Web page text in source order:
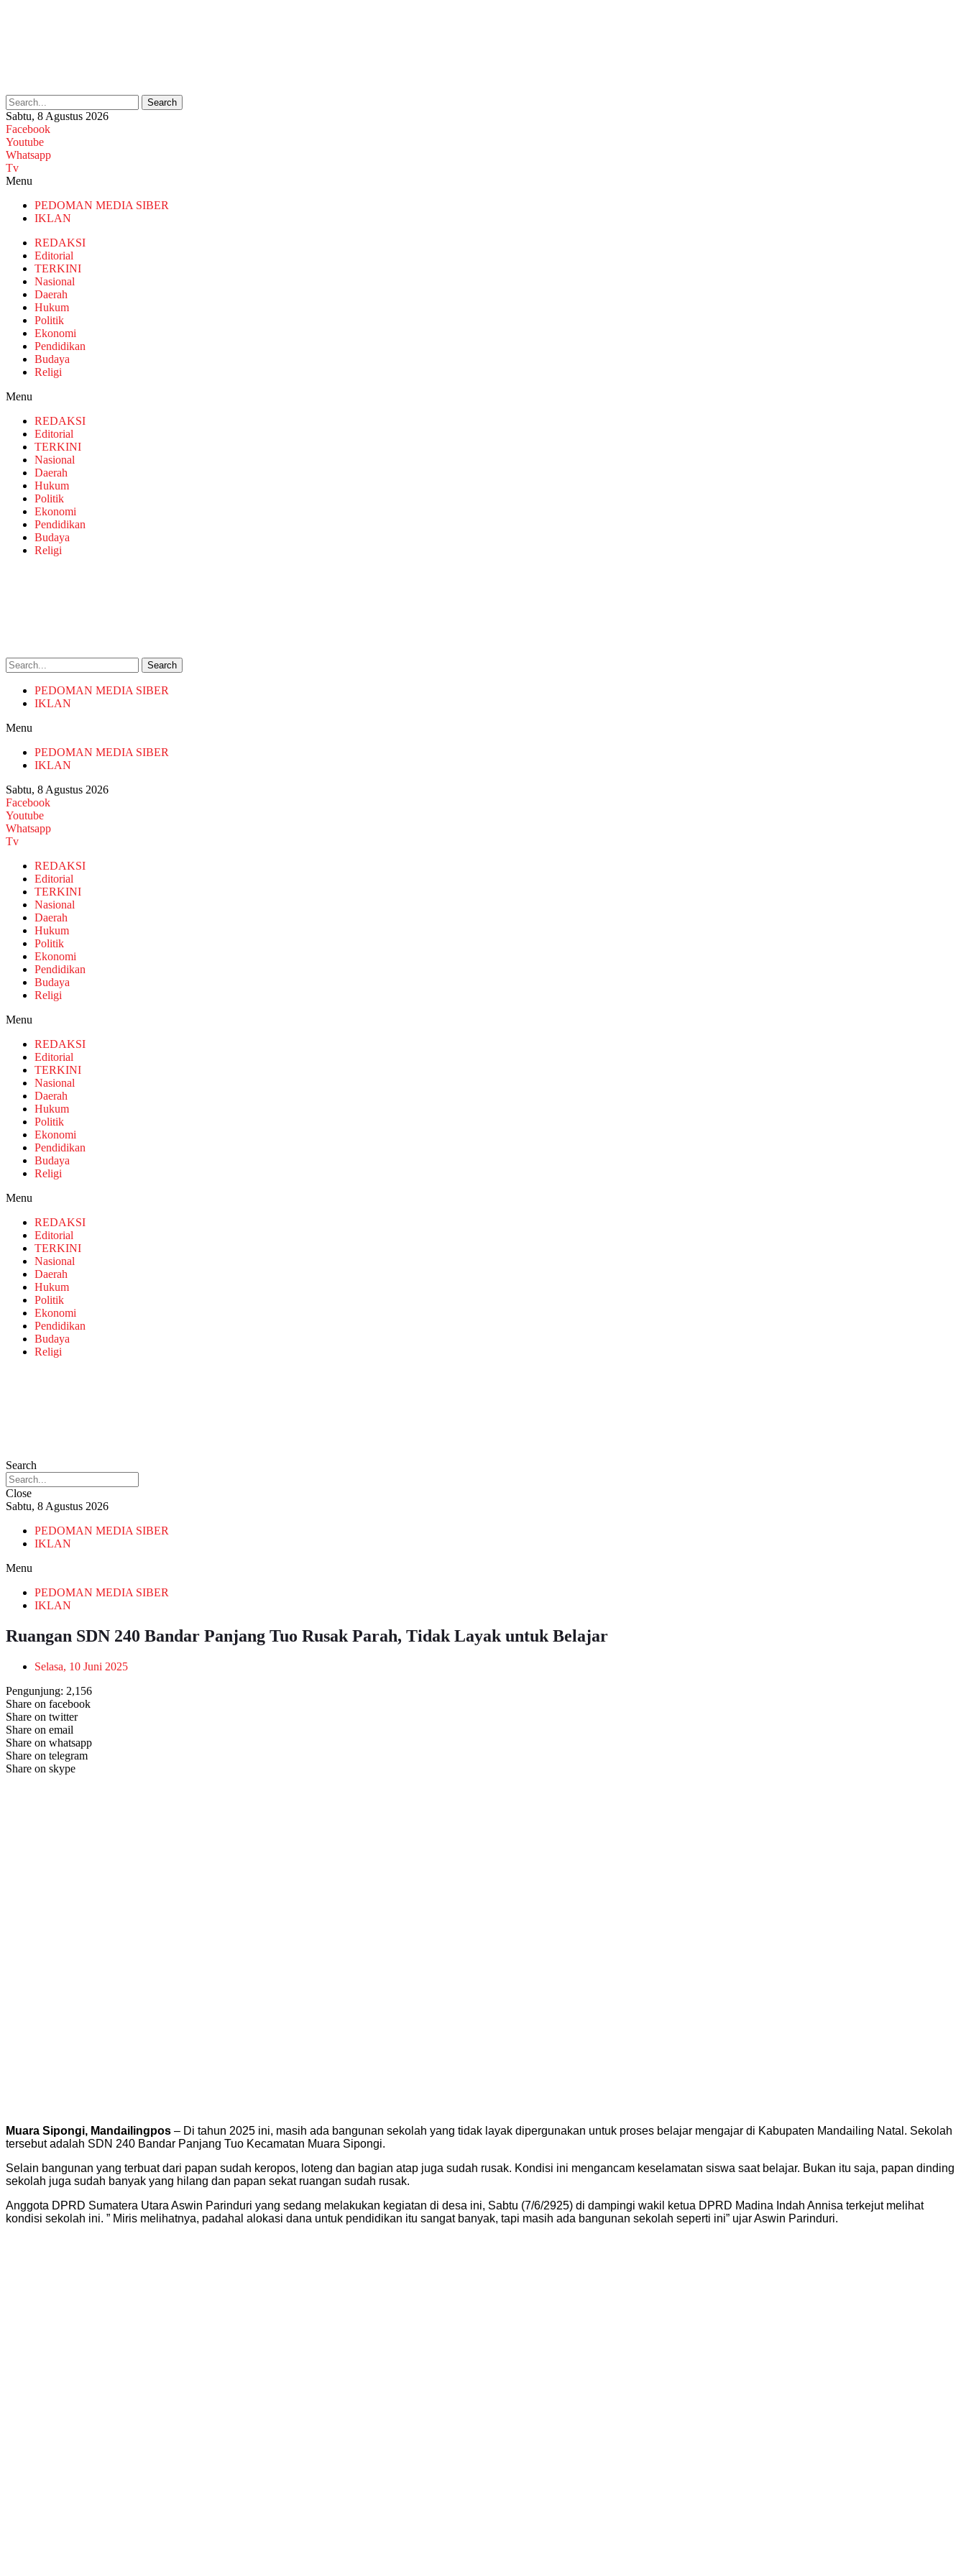
Search
Sabtu, 8 Agustus 2026
Facebook
Youtube
Whatsapp
Tv
Menu
PEDOMAN MEDIA SIBER
IKLAN
REDAKSI
Editorial
TERKINI
Nasional
Daerah
Hukum
Politik
Ekonomi
Pendidikan
Budaya
Religi
Menu
REDAKSI
Editorial
TERKINI
Nasional
Daerah
Hukum
Politik
Ekonomi
Pendidikan
Budaya
Religi
Search
PEDOMAN MEDIA SIBER
IKLAN
Menu
PEDOMAN MEDIA SIBER
IKLAN
Sabtu, 8 Agustus 2026
Facebook
Youtube
Whatsapp
Tv
REDAKSI
Editorial
TERKINI
Nasional
Daerah
Hukum
Politik
Ekonomi
Pendidikan
Budaya
Religi
Menu
REDAKSI
Editorial
TERKINI
Nasional
Daerah
Hukum
Politik
Ekonomi
Pendidikan
Budaya
Religi
Menu
REDAKSI
Editorial
TERKINI
Nasional
Daerah
Hukum
Politik
Ekonomi
Pendidikan
Budaya
Religi
Search
Close
Sabtu, 8 Agustus 2026
PEDOMAN MEDIA SIBER
IKLAN
Menu
PEDOMAN MEDIA SIBER
IKLAN
Ruangan SDN 240 Bandar Panjang Tuo Rusak Parah, Tidak Layak untuk Belajar
Selasa, 10 Juni 2025
Pengunjung: 2,156
Share on facebook
Share on twitter
Share on email
Share on whatsapp
Share on telegram
Share on skype
Muara Sipongi, Mandailingpos – Di tahun 2025 ini, masih ada bangunan sekolah yang tidak layak dipergunakan untuk proses belajar mengajar di Kabupaten Mandailing Natal. Sekolah
tersebut adalah SDN 240 Bandar Panjang Tuo Kecamatan Muara Sipongi.
Selain bangunan yang terbuat dari papan sudah keropos, loteng dan bagian atap juga sudah rusak. Kondisi ini mengancam keselamatan siswa saat belajar. Bukan itu saja, papan dinding
sekolah juga sudah banyak yang hilang dan papan sekat ruangan sudah rusak.
Anggota DPRD Sumatera Utara Aswin Parinduri yang sedang melakukan kegiatan di desa ini, Sabtu (7/6/2925) di dampingi wakil ketua DPRD Madina Indah Annisa terkejut melihat
kondisi sekolah ini. ” Miris melihatnya, padahal alokasi dana untuk pendidikan itu sangat banyak, tapi masih ada bangunan sekolah seperti ini” ujar Aswin Parinduri.